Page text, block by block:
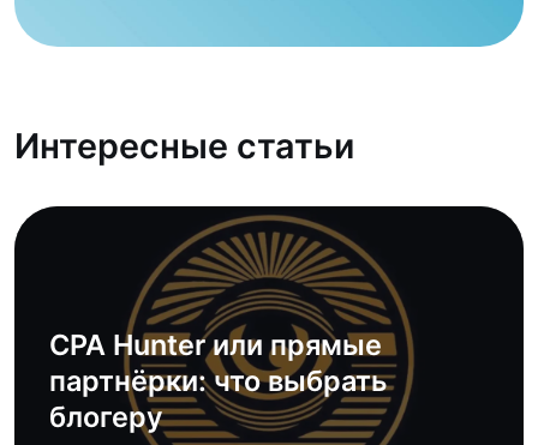
Интересные статьи
CPA Hunter или прямые
партнёрки: что выбрать
блогеру